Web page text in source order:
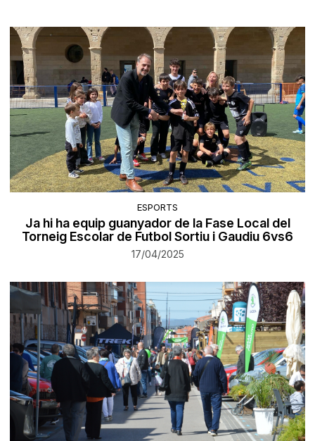
ESPORTS
Ja hi ha equip guanyador de la Fase Local del
Torneig Escolar de Futbol Sortiu i Gaudiu 6vs6
17/04/2025